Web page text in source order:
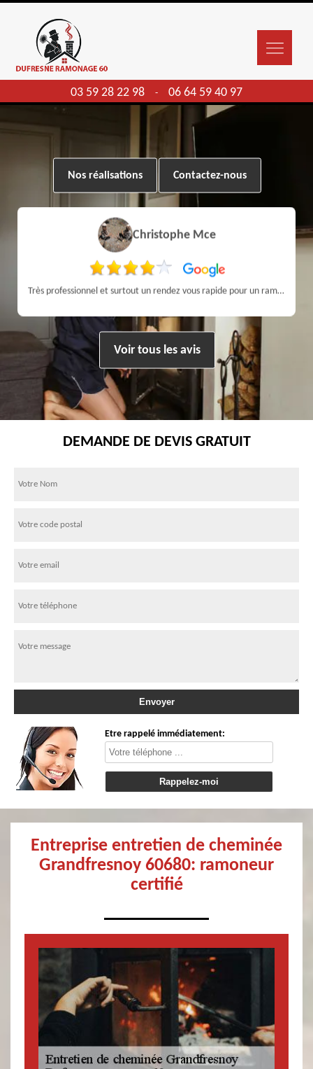
03 59 28 22 98 - 06 64 59 40 97
Nos réalisations Contactez-nous
Christophe Mce
Très professionnel et surtout un rendez vous rapide pour un ramonage efficace
Voir tous les avis
DEMANDE DE DEVIS GRATUIT
Etre rappelé immédiatement:
Entreprise entretien de cheminée
Grandfresnoy 60680: ramoneur
certifié